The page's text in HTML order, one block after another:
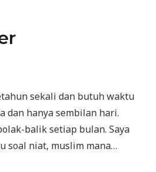
sekali dan butuh waktu
dan hanya sembilan hari.
balik setiap bulan. Saya
soal niat, muslim mana…